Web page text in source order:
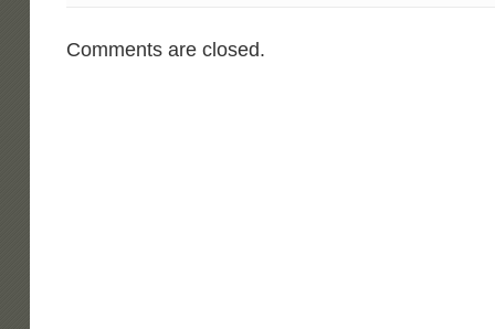
Comments are closed.